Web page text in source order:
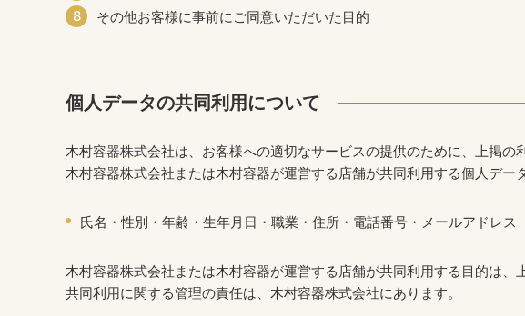
その他お客様に事前にご同意いただいた目的
個人データの共同利用について
木村容器株式会社は、お客様への適切なサービスの提供のために、上掲
木村容器株式会社または木村容器が運営する店舗が共同利用する個人デー
氏名・性別・年齢・生年月日・職業・住所・電話番号・メールアドレ
木村容器株式会社または木村容器が運営する店舗が共同利用する目的は
共同利用に関する管理の責任は、木村容器株式会社にあります。